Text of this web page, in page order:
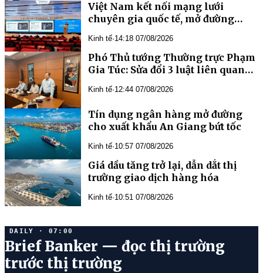
Việt Nam kết nối mạng lưới
chuyên gia quốc tế, mở đường
truyền học trước sinh
Kinh tế·14:18 07/08/2026
Phó Thủ tướng Thường trực Phạm
Gia Túc: Sửa đổi 3 luật liên quan
cần thiết, cấp bách
Kinh tế·12:44 07/08/2026
Tín dụng ngân hàng mở đường
cho xuất khẩu An Giang bứt tốc
Kinh tế·10:57 07/08/2026
Giá dầu tăng trở lại, dẫn dắt thị
trường giao dịch hàng hóa
Kinh tế·10:51 07/08/2026
DAILY · 07:00
Brief Banker — đọc thị trường
trước thị trường